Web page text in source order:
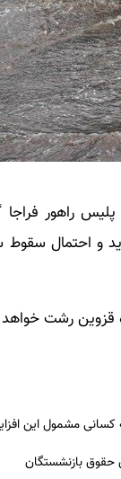
راهور فراجا
و احتمال سقوط
قزوین رشت